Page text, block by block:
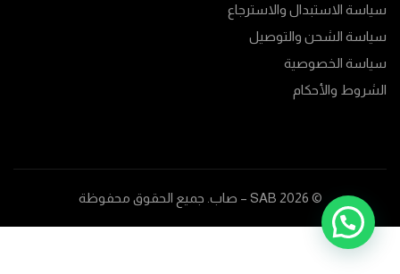
سياسة الاستبدال والاسترجاع
سياسة الشحن والتوصيل
سياسة الخصوصية
الشروط والأحكام
© 2026 SAB – صاب . جميع الحقوق محفوظة